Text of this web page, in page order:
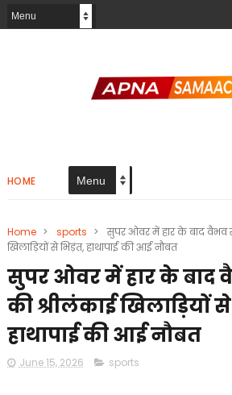
HOME
Home > sports >
सुपर ओवर में हार के बाद वैभव
खिलाड़ियों से भिड़ंत, हाथापाई की आई नौबत
सुपर ओवर में हार के बाद
की श्रीलंकाई खिलाड़ियों
हाथापाई की आई नौबत
June 15, 2026 sports